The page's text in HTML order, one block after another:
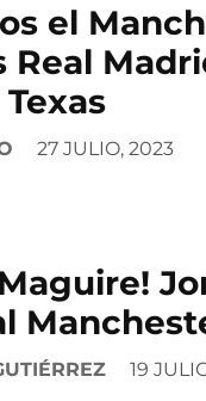
el
Real
27 JULIO, 2023
19